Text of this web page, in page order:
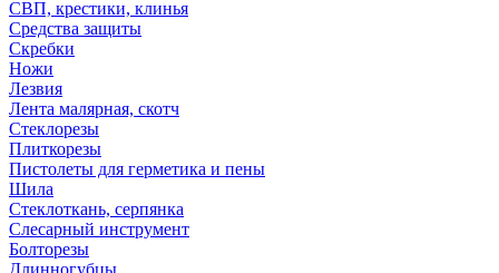
СВП, крестики, клинья
Средства защиты
Скребки
Ножи
Лезвия
Лента малярная, скотч
Стеклорезы
Плиткорезы
Пистолеты для герметика и пены
Шила
Стеклоткань, серпянка
Слесарный инструмент
Болторезы
Длинногубцы